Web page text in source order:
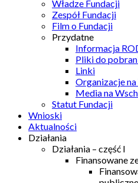
Władze Fundacji
Zespół Fundacji
Film o Fundacji
Przydatne
Informacja
Pliki do
Linki
Organizacje
Media na
Statut Fundacji
Wnioski
Aktualności
Działania
Działania – część I
Finansowane